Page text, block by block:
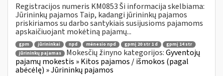
Registracijos numeris KM0853 Ši informacija skelbiama:
Jūrininkų pajamos Taip, kadangi jūrininkų pajamos
priskiriamos su darbo santykiais susijusioms pajamoms
apskaičiuojant mokėtiną pajamų...
gpm jūrininkai npd mėnesio npd gpmį 20 str 1 d
gpmį 14 str
jūrininkų pajamas
Mokesčių žinyno kategorijos:Gyventojų
pajamų mokestis » Kitos pajamos / išmokos (pagal
abėcėlę) » Jūrininkų pajamos